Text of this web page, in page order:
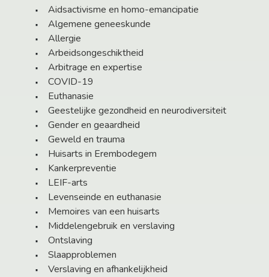
Aidsactivisme en homo-emancipatie
Algemene geneeskunde
Allergie
Arbeidsongeschiktheid
Arbitrage en expertise
COVID-19
Euthanasie
Geestelijke gezondheid en neurodiversiteit
Gender en geaardheid
Geweld en trauma
Huisarts in Erembodegem
Kankerpreventie
LEIF-arts
Levenseinde en euthanasie
Memoires van een huisarts
Middelengebruik en verslaving
Ontslaving
Slaapproblemen
Verslaving en afhankelijkheid